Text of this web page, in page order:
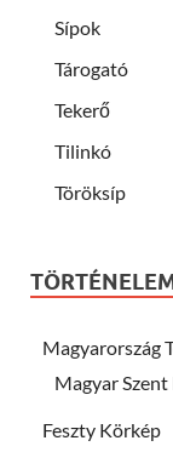
Sípok
Tárogató
Tekerő
Tilinkó
Töröksíp
Magyarország
Magyar
Feszty Körkép